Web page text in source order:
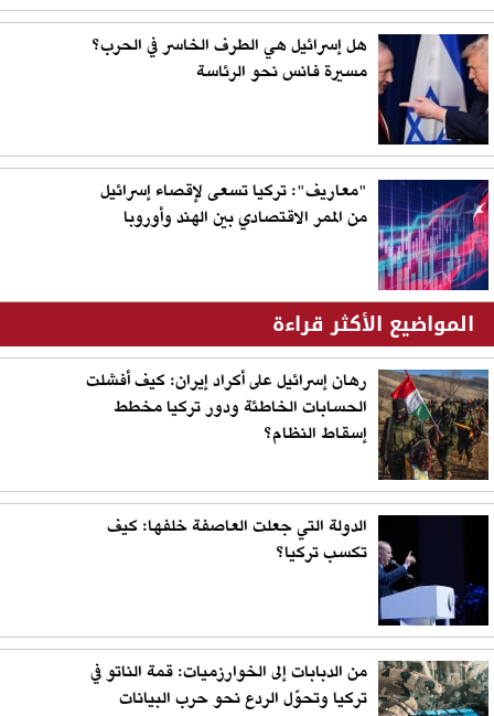
هل إسرائيل هي الطرف الخاسر في الحرب؟
مسيرة فانس نحو الرئاسة
"معاريف": تركيا تسعى لإقصاء إسرائيل
من الممر الاقتصادي بين الهند وأوروبا
المواضيع الأكثر قراءة
رهان إسرائيل على أكراد إيران: كيف أفشلت
الحسابات الخاطئة ودور تركيا مخطط
إسقاط النظام؟
الدولة التي جعلت العاصفة خلفها: كيف
تكسب تركيا؟
من الدبابات إلى الخوارزميات: قمة الناتو في
تركيا وتحوّل الردع نحو حرب البيانات